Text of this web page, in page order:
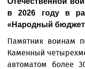
в 2026 году в
«Народный
Памятник воинам
Каменный
автоматом более